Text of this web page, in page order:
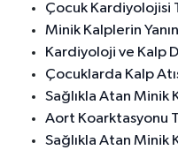
Çocuk Kardiyolojisi
Minik Kalplerin
Kardiyoloji ve Kalp
Çocuklarda Kalp
Sağlıkla Atan Minik
Aort Koarktasyonu
Sağlıkla Atan Minik